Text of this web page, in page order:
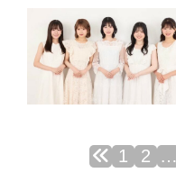
1 2 …